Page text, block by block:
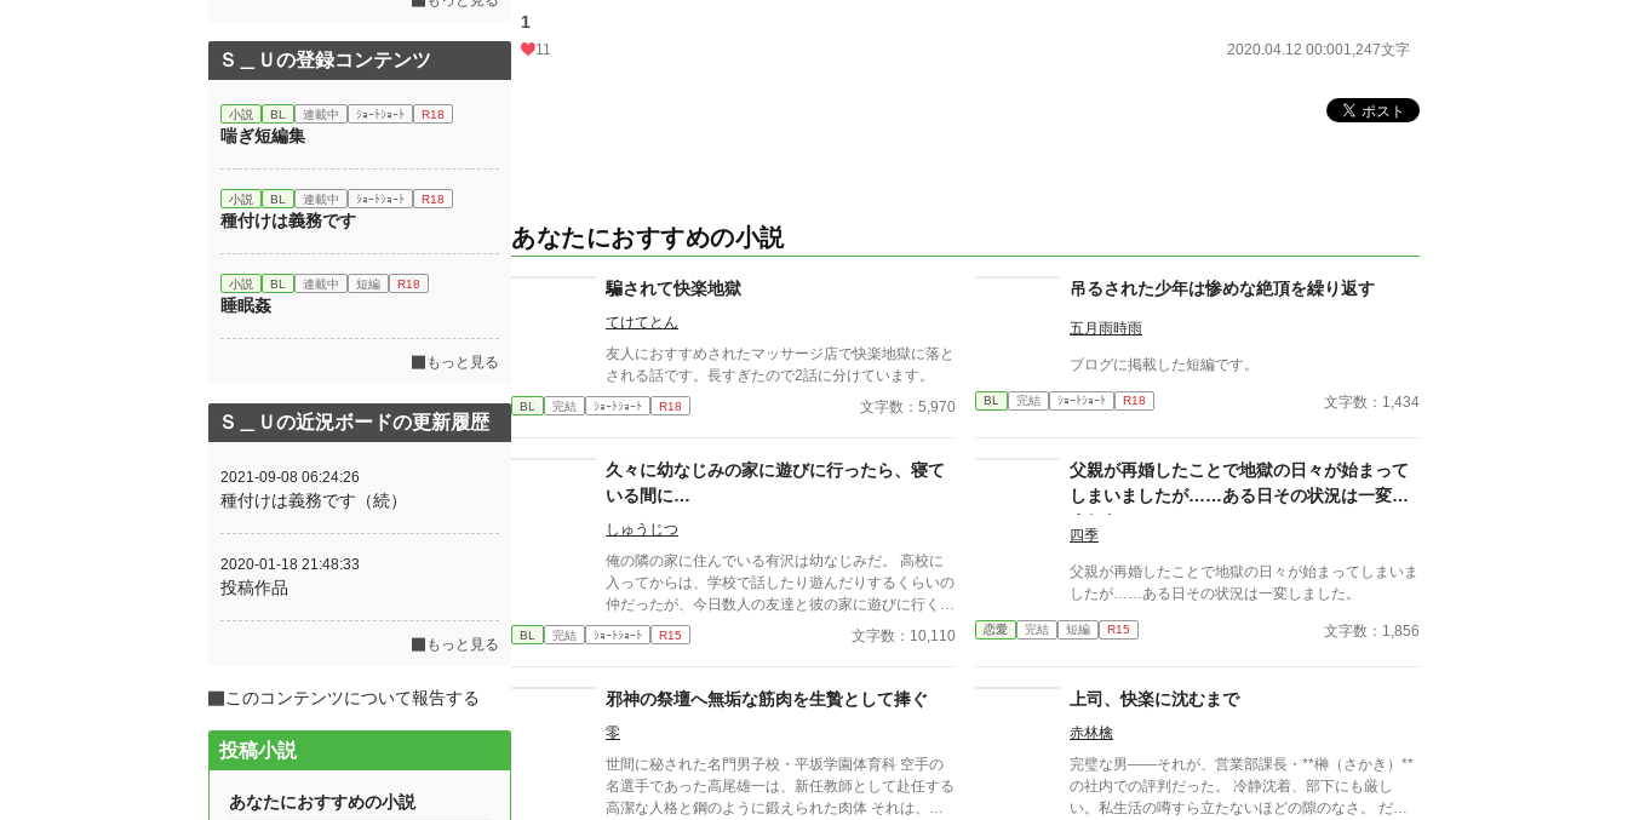
1
11 2020.04.12 00:001,247文字
あなたにおすすめの小説
騙されて快楽地獄
てけてとん
友人におすすめされたマッサージ店で快楽地獄に落と
される話です。長すぎたので2話に分けています。
BL 完結 ｼｮｰﾄｼｮｰﾄ R18 文字数：5,970
吊るされた少年は惨めな絶頂を繰り返す
五月雨時雨
ブログに掲載した短編です。
BL 完結 ｼｮｰﾄｼｮｰﾄ R18 文字数：1,434
久々に幼なじみの家に遊びに行ったら、寝て
いる間に…
しゅうじつ
俺の隣の家に住んでいる有沢は幼なじみだ。 高校に
入ってからは、学校で話したり遊んだりするくらいの
仲だったが、今日数人の友達と彼の家に遊びに行くこ
とになった。 数年ぶりの幼なじみの家を懐かしんで
いる中、いつの間にか友人たちは帰っており、幼なじ
つけてしまい、部屋に来た有沢に咄嗟に寝たフリをす
BL 完結 ｼｮｰﾄｼｮｰﾄ R15 文字数：10,110
父親が再婚したことで地獄の日々が始まって
しまいましたが……ある日その状況は一変し
ました。
四季
父親が再婚したことで地獄の日々が始まってしまいま
したが……ある日その状況は一変しました。
恋愛 完結 短編 R15 文字数：1,856
邪神の祭壇へ無垢な筋肉を生贄として捧ぐ
零
世間に秘された名門男子校・平坂学園体育科 空手の
名選手であった高尾雄一は、新任教師として赴任する
高潔な人格と鋼のように鍛えられた肉体 それは、学
上司、快楽に沈むまで
赤林檎
完璧な男――それが、営業部課長・**榊（さかき）**
の社内での評判だった。 冷静沈着、部下にも厳し
い。私生活の噂すら立たないほどの隙のなさ。 だ
Ｓ＿Ｕの登録コンテンツ
小説 BL 連載中 ｼｮｰﾄｼｮｰﾄ R18
喘ぎ短編集
小説 BL 連載中 ｼｮｰﾄｼｮｰﾄ R18
種付けは義務です
小説 BL 連載中 短編 R18
睡眠姦
もっと見る
Ｓ＿Ｕの近況ボードの更新履歴
2021-09-08 06:24:26
種付けは義務です（続）
2020-01-18 21:48:33
投稿作品
もっと見る
このコンテンツについて報告する
投稿小説
あなたにおすすめの小説